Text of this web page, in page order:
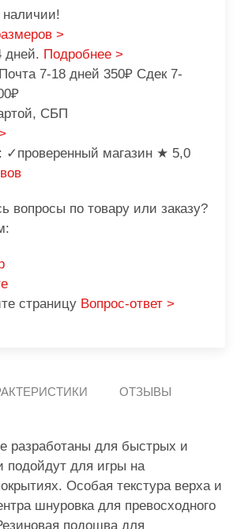
>
дней. Подробнее >
Почта 7-18 дней 350₽ Сдек 7-
СБП
✓проверенный магазин ★ 5,0
вопросы по товару или заказу?
страницу Вопрос-ответ >
ОТЗЫВЫ
разработаны для быстрых и
подойдут для игры на
Особая текстура верха и
шнуровка для превосходного
подошва для